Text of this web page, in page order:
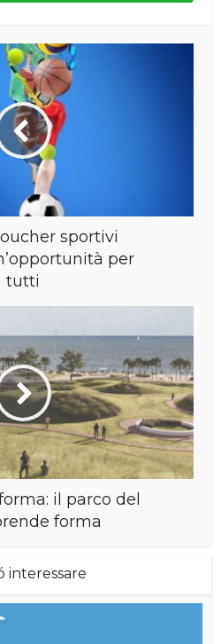
sportivi
per
tutti
il parco del
forma
interessare